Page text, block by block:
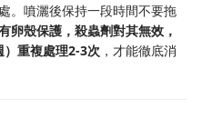
。噴灑後保持一段時間不要拖
卵殼保護，殺蟲劑對其無效，
重複處理2-3次 ，才能徹底消